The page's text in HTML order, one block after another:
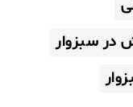
در سبزوار